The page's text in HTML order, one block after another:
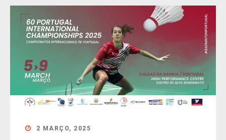
2 MARÇO, 2025